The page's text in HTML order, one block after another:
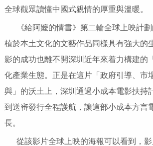
全球觀眾讀懂中國式親情的厚重與溫暖。
《給阿嬤的情書》第二輪全球上映計
植於本土文化的文藝作品同樣具有強大的
影的成功也離不開深圳近年來着力構建的
化產業生態。正是在這片「政府引導、市
與」的沃土上，深圳通過小成本電影扶持
到送審發行全程護航，讓這部小成本方言
長。
從該影片全球上映的海報可以看到，